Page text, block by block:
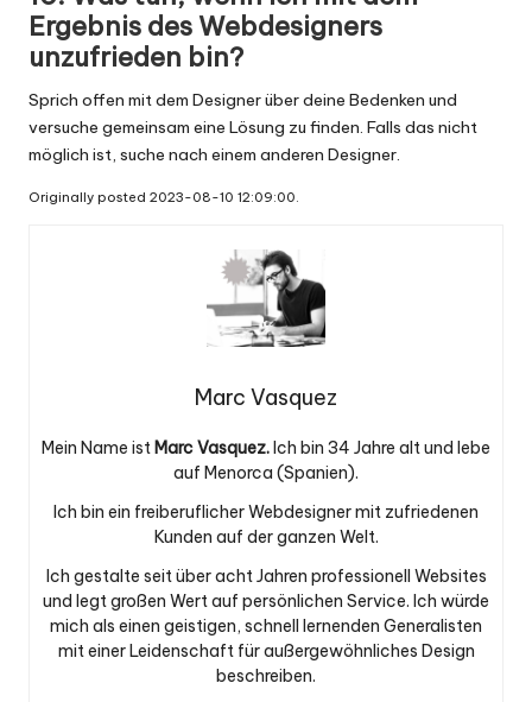
Ergebnis des Webdesigners
unzufrieden bin?
Sprich offen mit dem Designer über deine Bedenken und
versuche gemeinsam eine Lösung zu finden. Falls das nicht
möglich ist, suche nach einem anderen Designer.
Originally posted 2023-08-10 12:09:00.
Marc Vasquez
Mein Name istMarc Vasquez.Ich bin 34 Jahre alt und lebe
auf Menorca (Spanien).
Ich bin ein freiberuflicher Webdesigner mit zufriedenen
Kunden auf der ganzen Welt.
Ich gestalte seit über acht Jahren professionell Websites
und legt großen Wert auf persönlichen Service. Ich würde
mich als einen geistigen, schnell lernenden Generalisten
mit einer Leidenschaft für außergewöhnliches Design
beschreiben.